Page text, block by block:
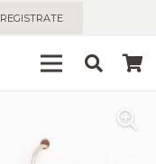
REGISTRATE